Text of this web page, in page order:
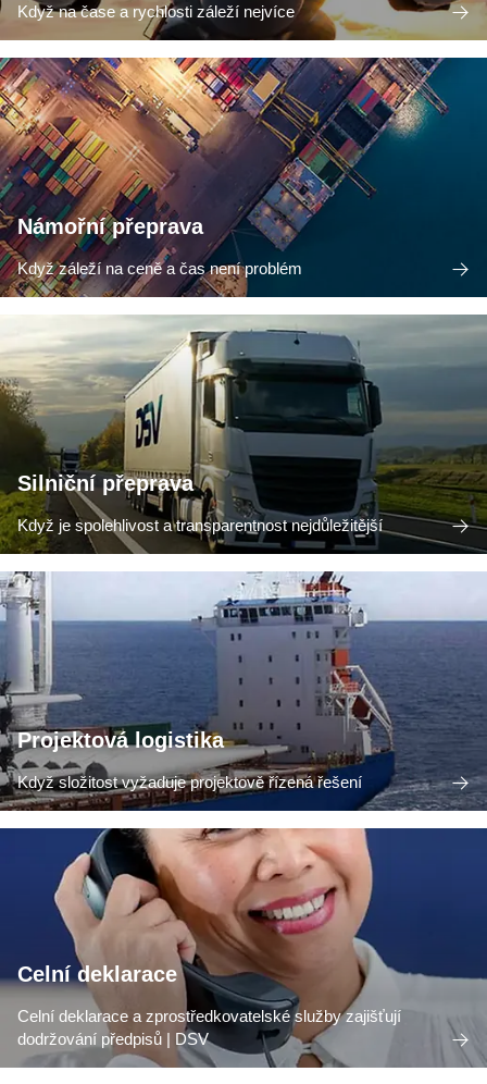
Když na čase a rychlosti záleží nejvíce
Námořní přeprava
Když záleží na ceně a čas není problém
Silniční přeprava
Když je spolehlivost a transparentnost nejdůležitější
Projektová logistika
Když složitost vyžaduje projektově řízená řešení
Celní deklarace
Celní deklarace a zprostředkovatelské služby zajišťují
dodržování předpisů | DSV